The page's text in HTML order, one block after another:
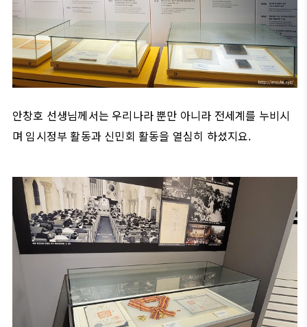
안창호 선생님께서는 우리나라 뿐만 아니라 전세계를 누비시
며 임시정부 활동과 신민회 활동을 열심히 하셨지요.